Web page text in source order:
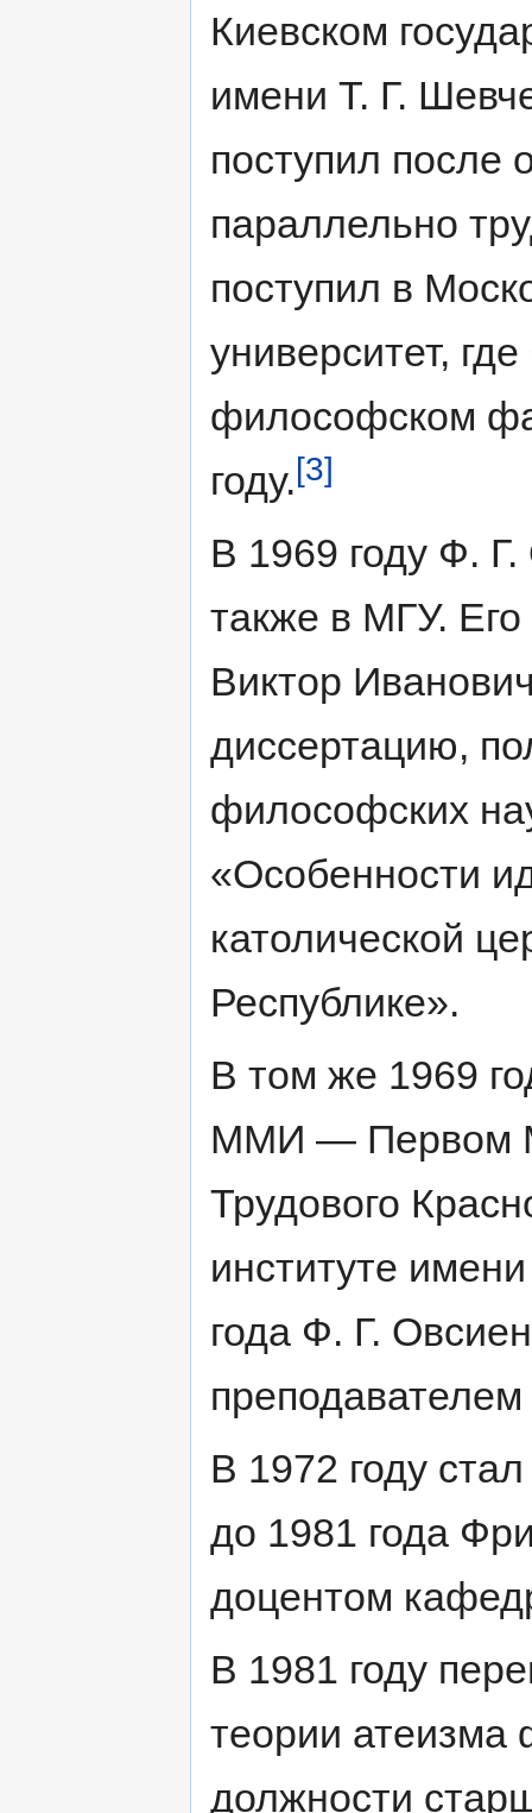
Киевском
имени Т. Г.
поступил после
параллельно
поступил в
университет,
философском
году.[3]
В 1969 году Ф.
также в МГУ.
Виктор
диссертацию,
философских
«Особенности
католической
Республике».
В том же 1969
ММИ — Первом
Трудового
институте
года Ф. Г.
В 1972 году
до 1981 года
доцентом
В 1981 году
теории атеизма
должности